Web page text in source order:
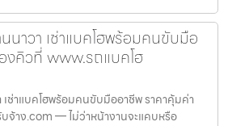
นาวา เช่าแบคโฮพร้อมคนขับมือ
งคิวที่ www.รถแบคโฮ
ช่าแบคโฮพร้อมคนขับมืออาชีพ ราคาคุ้มค่า
จ้าง.com — ไม่ว่าหน้างานจะแคบหรือ